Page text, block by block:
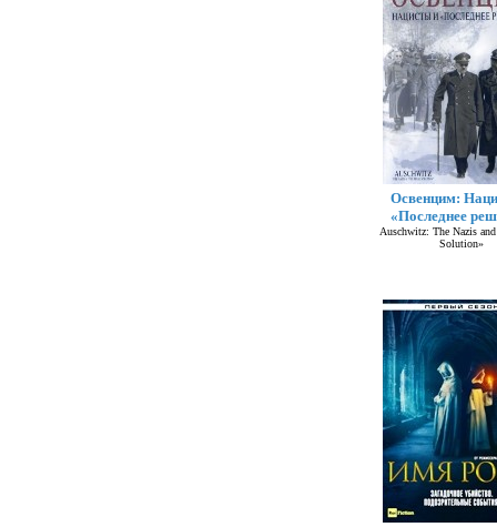
Освенцим:
«Последнее
Auschwitz: The Nazis
Solution»